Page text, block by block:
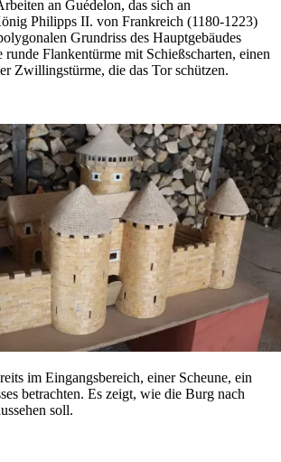
an Guédelon, das sich an
Philipps II. von Frankreich (1180-1223)
Grundriss des Hauptgebäudes
runde Flankentürme mit Schießscharten, einen
Zwillingstürme, die das Tor schützen.
im Eingangsbereich, einer Scheune, ein
betrachten. Es zeigt, wie die Burg nach
soll.